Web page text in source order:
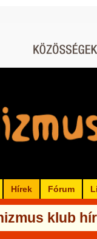
Hírek Fórum
klub